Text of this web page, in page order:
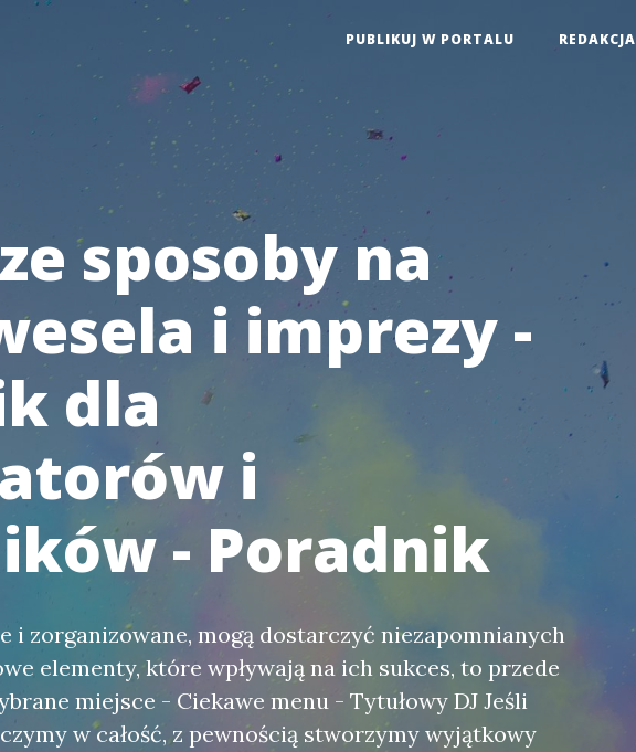
PUBLIKUJ W PORTALU REDAKCJA
sposoby na
i imprezy -
dla
i
- Poradnik
i zorganizowane, mogą dostarczyć niezapomnianych
elementy, które wpływają na ich sukces, to przede
miejsce - Ciekawe menu - Tytułowy DJ Jeśli
w całość, z pewnością stworzymy wyjątkowy